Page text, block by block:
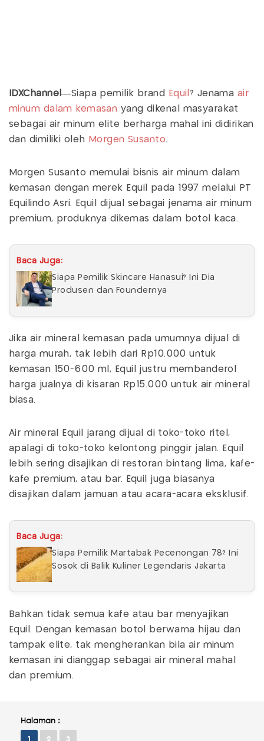
IDXChannel—Siapa pemilik brand Equil ? Jenama air
minum dalam kemasan yang dikenal masyarakat
sebagai air minum elite berharga mahal ini didirikan
dan dimiliki oleh Morgen Susanto.
Morgen Susanto memulai bisnis air minum dalam
kemasan dengan merek Equil pada 1997 melalui PT
Equilindo Asri. Equil dijual sebagai jenama air minum
premium, produknya dikemas dalam botol kaca.
Baca Juga:
Siapa Pemilik Skincare Hanasui? Ini Dia
Produsen dan Foundernya
Jika air mineral kemasan pada umumnya dijual di
harga murah, tak lebih dari Rp10.000 untuk
kemasan 150-600 ml, Equil justru membanderol
harga jualnya di kisaran Rp15.000 untuk air mineral
biasa.
Air mineral Equil jarang dijual di toko-toko ritel,
apalagi di toko-toko kelontong pinggir jalan. Equil
lebih sering disajikan di restoran bintang lima, kafe-
kafe premium, atau bar. Equil juga biasanya
disajikan dalam jamuan atau acara-acara eksklusif.
Baca Juga:
Siapa Pemilik Martabak Pecenongan 78? Ini
Sosok di Balik Kuliner Legendaris Jakarta
Bahkan tidak semua kafe atau bar menyajikan
Equil. Dengan kemasan botol berwarna hijau dan
tampak elite, tak mengherankan bila air minum
kemasan ini dianggap sebagai air mineral mahal
dan premium.
Halaman :
1 2 3